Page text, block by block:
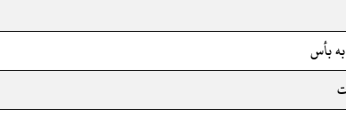
بأس